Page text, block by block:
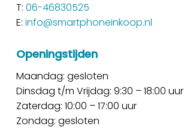
T: 06-46830525
E: info@smartphoneinkoop.nl
Openingstijden
Maandag: gesloten
Dinsdag t/m Vrijdag: 9:30 – 18:00 uur
Zaterdag: 10:00 – 17:00 uur
Zondag: gesloten